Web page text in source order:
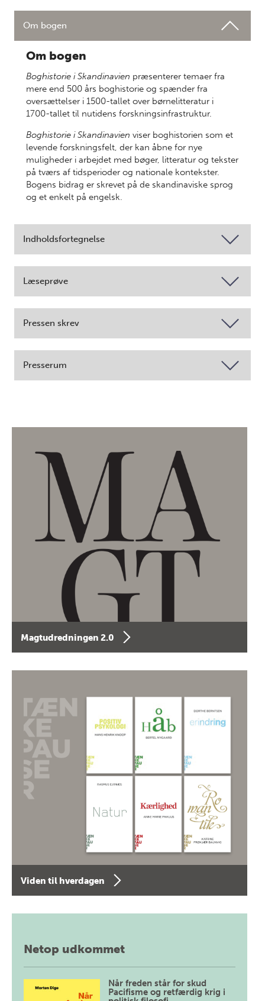
Om bogen
Om bogen
Boghistorie i Skandinavien præsenterer temaer fra
mere end 500 års boghistorie og spænder fra
oversættelser i 1500-tallet over børnelitteratur i
1700-tallet til nutidens forskningsinfrastruktur.
Boghistorie i Skandinavien viser boghistorien som et
levende forskningsfelt, der kan åbne for nye
muligheder i arbejdet med bøger, litteratur og tekster
på tværs af tidsperioder og nationale kontekster.
Bogens bidrag er skrevet på de skandinaviske sprog
og et enkelt på engelsk.
Indholdsfortegnelse
Læseprøve
Pressen skrev
Presserum
Magtudredningen 2.0
Viden til hverdagen
Netop udkommet
Når freden står for skud
Pacifisme og retfærdig krig i